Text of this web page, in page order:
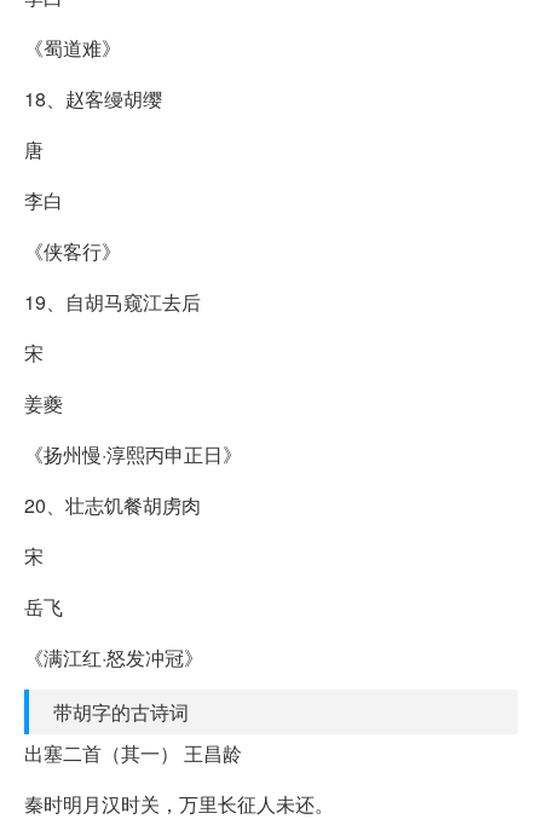
《蜀道难》
18、赵客缦胡缨
唐
李白
《侠客行》
19、自胡马窥江去后
宋
姜夔
《扬州慢·淳熙丙申正日》
20、壮志饥餐胡虏肉
宋
岳飞
《满江红·怒发冲冠》
带胡字的古诗词
出塞二首（其一） 王昌龄
秦时明月汉时关，万里长征人未还。